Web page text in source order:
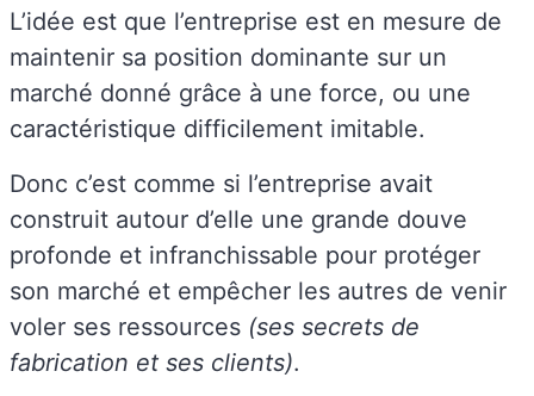
L’idée est que l’entreprise est en mesure de
maintenir sa position dominante sur un
marché donné grâce à une force, ou une
caractéristique difficilement imitable.
Donc c’est comme si l’entreprise avait
construit autour d’elle une grande douve
profonde et infranchissable pour protéger
son marché et empêcher les autres de venir
voler ses ressources (ses secrets de
fabrication et ses clients).